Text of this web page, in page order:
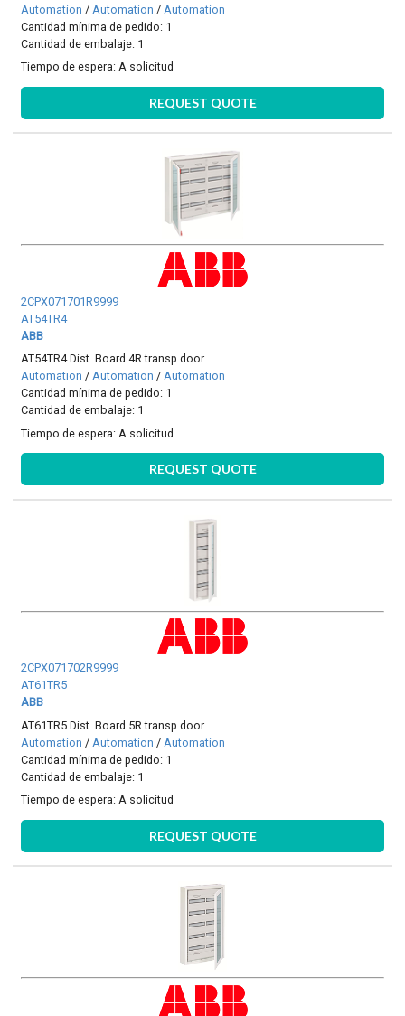
Automation / Automation / Automation
Cantidad mínima de pedido: 1
Cantidad de embalaje: 1
Tiempo de espera:A solicitud
REQUEST QUOTE
2CPX071701R9999
AT54TR4
ABB
AT54TR4 Dist. Board 4R transp.door
Automation /Automation /Automation
Cantidad mínima de pedido: 1
Cantidad de embalaje: 1
Tiempo de espera: A solicitud
REQUEST QUOTE
2CPX071702R9999
AT61TR5
ABB
AT61TR5 Dist. Board 5R transp.door
Automation / Automation / Automation
Cantidad mínima de pedido: 1
Cantidad de embalaje: 1
Tiempo de espera: A solicitud
REQUEST QUOTE